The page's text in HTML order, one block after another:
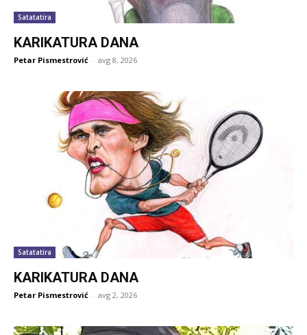
Satatatira
KARIKATURA DANA
Petar Pismestrović - avg 8, 2026
Satatatira
KARIKATURA DANA
Petar Pismestrović - avg 2, 2026